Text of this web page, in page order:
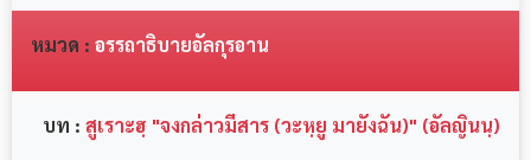
الَّذِي حَدَثَ‏، فَانْطَلَقُوا فَضَرَبُوا مَشَارِقَ الأَرْضِ
وَمَغَارِبَهَا يَنْظُرُونَ مَا هَذَا الأَمْرُ الَّذِي حَالَ بَيْنَهُمْ
وَبَيْنَ خَبَرِ السَّمَاءِ‏، قَالَ : فَانْطَلَقَ الَّذِينَ تَوَجَّهُوا
หมวด : อรรถาธิบายอัลกุรอาน
บท : สูเราะฮฺ "จงกล่าวมีสาร (วะหฺยู มายังฉัน)" (อัลญินนฺ)